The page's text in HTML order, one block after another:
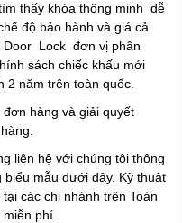
thấy khóa thông minh dễ
độ bảo hành và giá cả
Door Lock đơn vị phân
sách chiếc khấu mới
2 năm trên toàn quốc.
hàng và giải quyết
liên hệ với chúng tôi thông
mẫu dưới đây. Kỹ thuật
các chi nhánh trên Toàn
phí.